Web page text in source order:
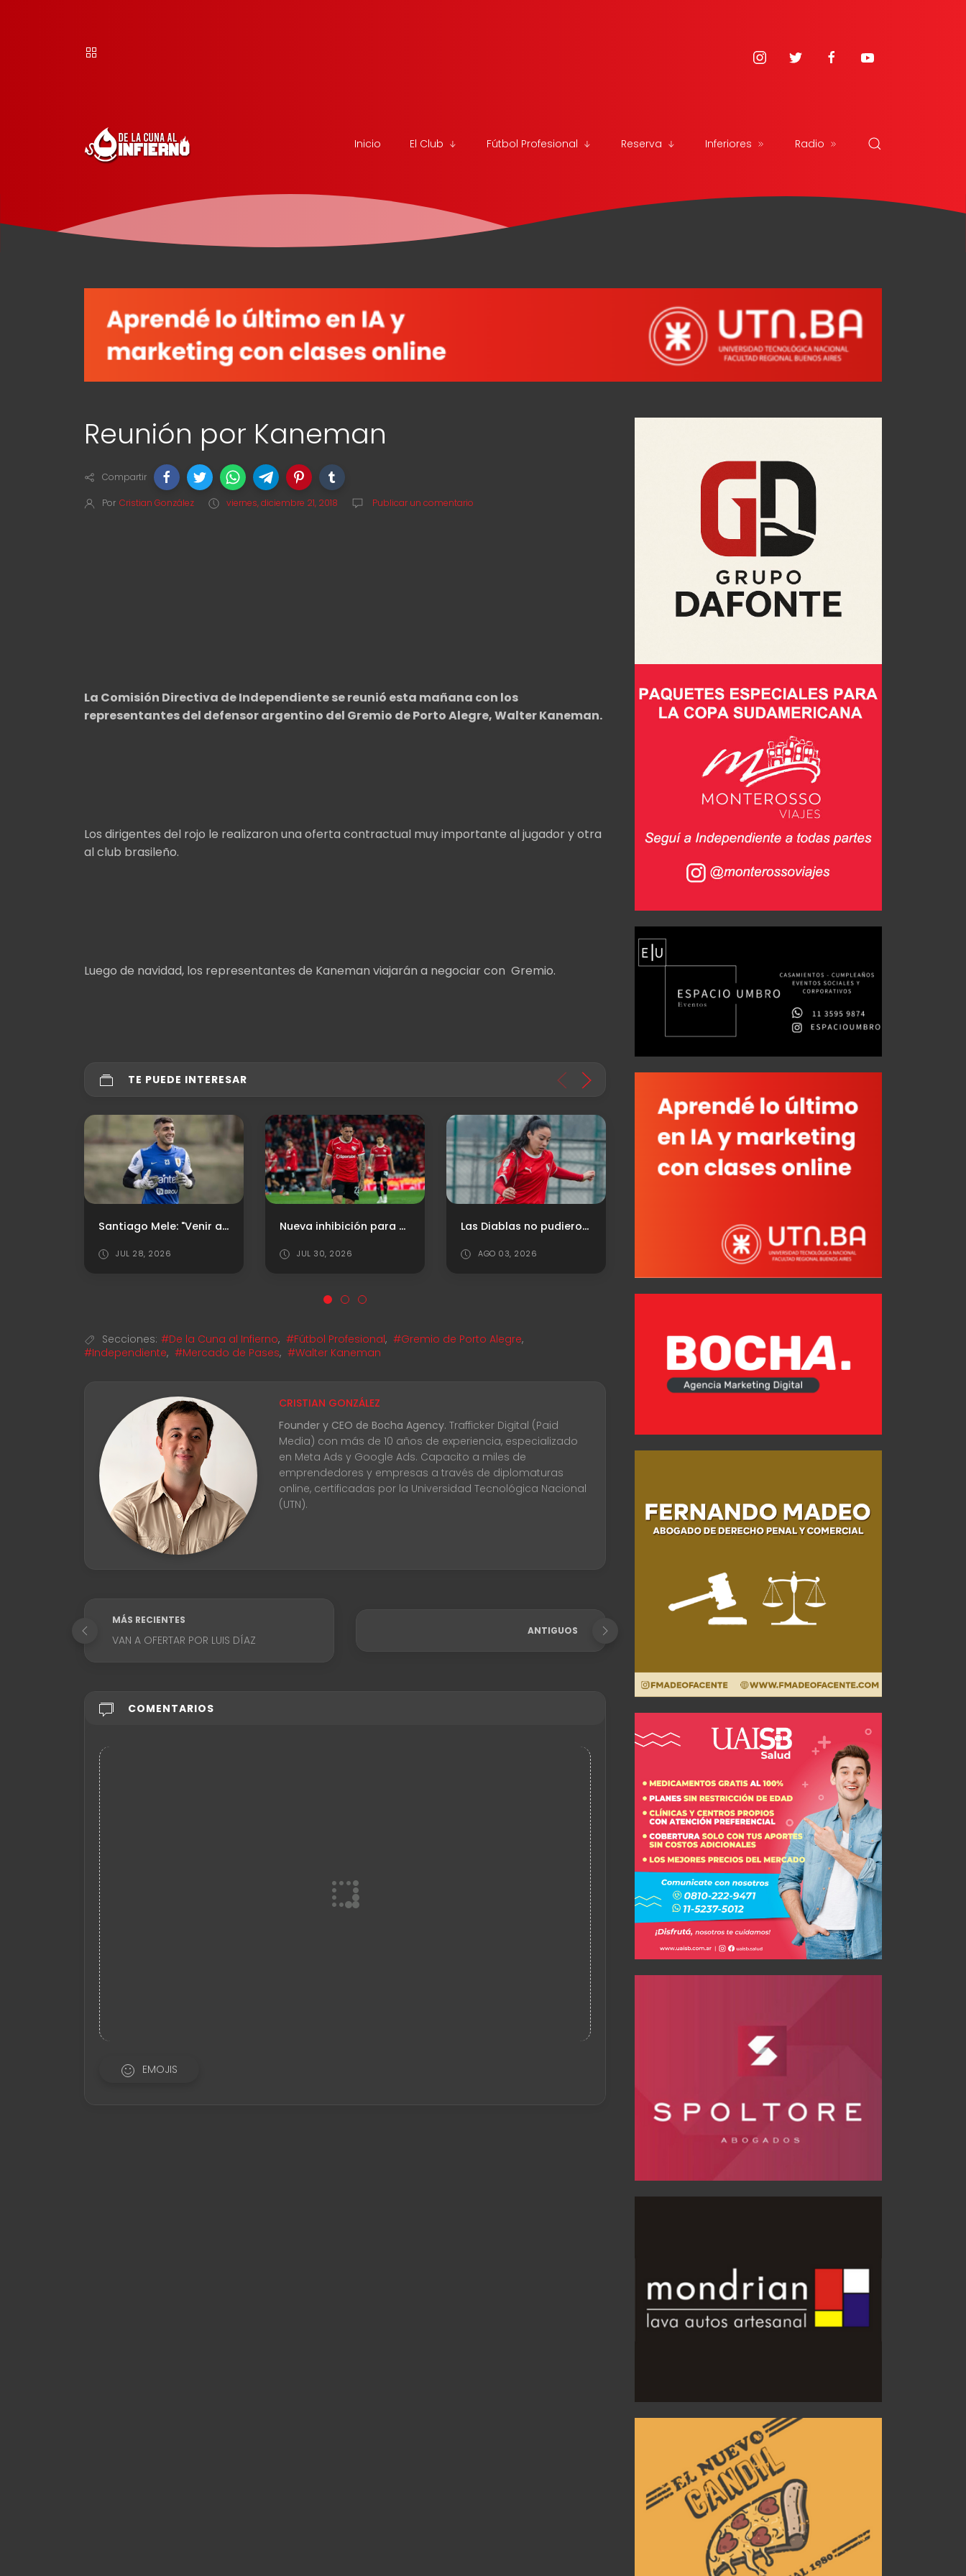
Inicio El Club Fútbol Profesional Reserva Inferiores Radio
Reunión por Kaneman
Compartir
Por Cristian González viernes, diciembre 21, 2018 Publicar un comentario
La Comisión Directiva de Independiente se reunió esta mañana con los
representantes del defensor argentino del Gremio de Porto Alegre, Walter Kaneman.
Los dirigentes del rojo le realizaron una oferta contractual muy importante al jugador y otra
al club brasileño.
Luego de navidad, los representantes de Kaneman viajarán a negociar con Gremio.
TE PUEDE INTERESAR
Nueva inhibición para el "Rojo"
JUL 30, 2026
Las Diablas no pudieron en su visita al River Camp
AGO 03, 2026
Independiente y Estudiantes: la rivalidad que marcó una época
JUL 25, 2026
Mateo Pérez Curci: "Este Independiente está para pelear cosas importantes"
Secciones: #De la Cuna al Infierno, #Fútbol Profesional, #Gremio de Porto Alegre,
#Independiente, #Mercado de Pases, #Walter Kaneman
CRISTIAN GONZÁLEZ
Founder y CEO de Bocha Agency. Trafficker Digital (Paid
Media) con más de 10 años de experiencia, especializado
en Meta Ads y Google Ads. Capacito a miles de
emprendedores y empresas a través de diplomaturas
online, certificadas por la Universidad Tecnológica Nacional
(UTN).
MÁS RECIENTES
VAN A OFERTAR POR LUIS DÍAZ
ANTIGUOS
COMENTARIOS
EMOJIS